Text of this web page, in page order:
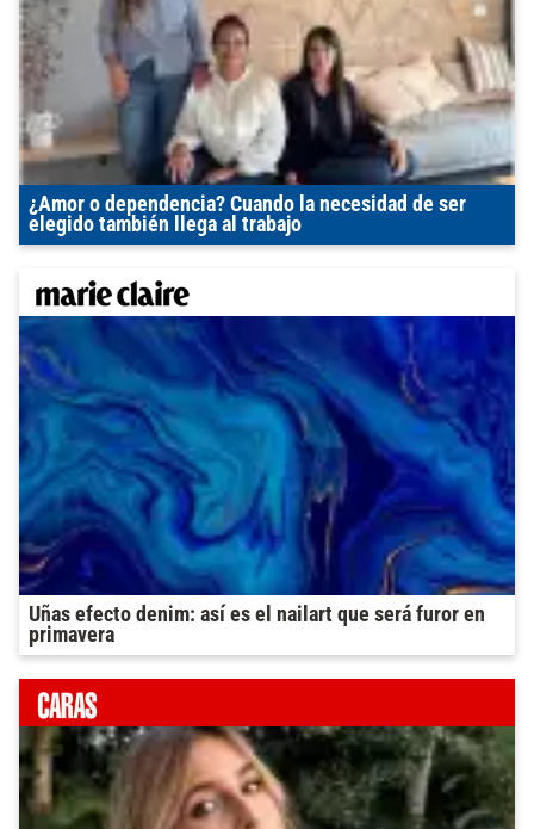
¿Amor o dependencia? Cuando la necesidad de ser
elegido también llega al trabajo
Uñas efecto denim: así es el nailart que será furor en
primavera